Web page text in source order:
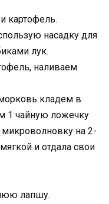
картофель.
насадку для
лук.
наливаем
кладем в
1 чайную ложечку
микроволновку на 2-
и отдала свои
лапшу.